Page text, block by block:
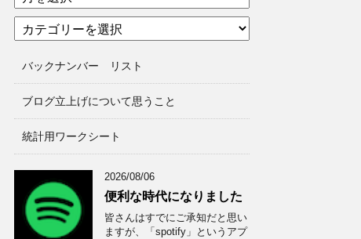
ー
イ
テ
リバックナンバー リスト
ブログ立上げについて思うこと
統計用ワークシート
2026/08/06
便利な時代になりました
皆さんはすでにご承知だと思い
ますが、「spotify」というアプ